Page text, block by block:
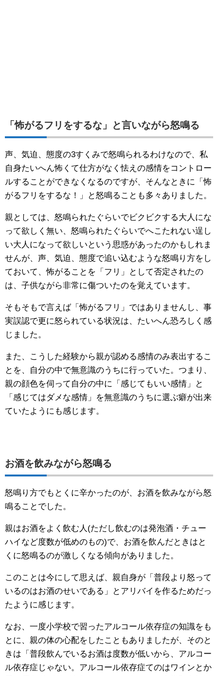
「怖がるフリをするな」と言いながら怒鳴る
声、気迫、態度の3すくみで怒鳴られるわけなので、私
自身たいへん怖くて仕方がなく怯えの感情をコントロー
ルすることができなくなるのですが、そんなときに「怖
がるフリをするな！」と怒鳴ることも多々ありました。
親としては、怒鳴られたぐらいでビクビクする大人にな
って欲しく無い、怒鳴られたぐらいでへこたれない逞し
い大人になって欲しいという思惑があったのかもしれま
せんが、声、気迫、態度で追い込むような怒鳴り方をし
ておいて、怖がることを「フリ」として否定されたの
は、子供ながら非常に傷ついたのを覚えています。
そもそもで言えば「怖がるフリ」ではありませんし、事
実誤認で更に怒られている状況は、たいへん恐ろしく感
じました。
また、こうした経験から親が認める感情のみ表出するこ
とを、自分の中で無意識のうちに行っていた。つまり、
親の顔色を伺って自分の中に「感じてもいい感情」と
「感じてはダメな感情」を無意識のうちに選ぶ癖が出来
ていたようにも感じます。
お酒を飲みながら怒鳴る
怒鳴り方でもとくに辛かったのが、お酒を飲みながら怒
鳴ることでした。
親はお酒をよく飲む人(ただし飲むのは発泡酒・チュー
ハイなど度数が低めのもの)で、お酒を飲んだときはと
くに怒鳴るのが激しくなる傾向がありました。
このことは今にして思えば、親自身が「普段より怒って
いるのはお酒のせいである」とアリバイを作るためだっ
たように感じます。
なお、一度小学校で習ったアルコール依存症の知識をも
とに、親の体の心配をしたこともありましたが、そのと
きは「普段飲んでいるお酒は度数が低いから、アルコー
ル依存症じゃない。アルコール依存症てのはワインとか